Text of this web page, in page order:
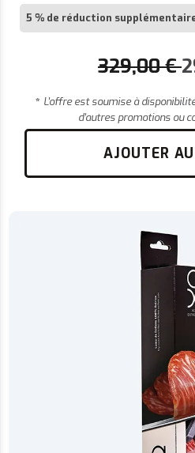
5 % de réduction
329,00€
* L’offre est soumise à
d’autres promotions ou
AJOUTER